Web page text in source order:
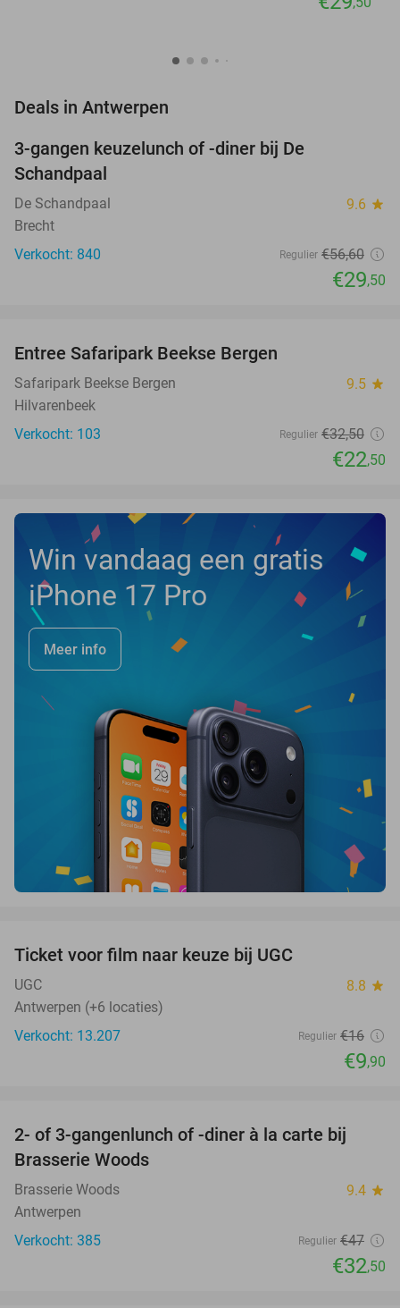
Deals in Antwerpen
3-gangen keuzelunch of -diner bij De
Schandpaal
De Schandpaal 9.6 star
Brecht
Verkocht: 840
Regulier €56,60
€29,50
TODAY
Entree Safaripark Beekse Bergen
Safaripark Beekse Bergen 9.5 star
Hilvarenbeek
Verkocht: 103
Regulier €32,50
€22,50
Win vandaag een gratis
iPhone 17 Pro
Meer info
Ticket voor film naar keuze bij UGC
UGC 8.8 star
Antwerpen (+6 locaties)
Verkocht: 13.207
Regulier €16
€9,90
31%
2- of 3-gangenlunch of -diner à la carte bij
Brasserie Woods
Brasserie Woods 9.4 star
Antwerpen
Verkocht: 385
Regulier €47
€32,50